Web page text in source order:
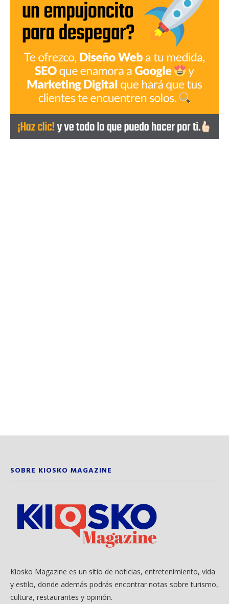
SOBRE KIOSKO MAGAZINE
Kiosko Magazine es un sitio de noticias, entretenimiento, vida
y estilo, donde además podrás encontrar notas sobre turismo,
cultura, restaurantes y opinión.